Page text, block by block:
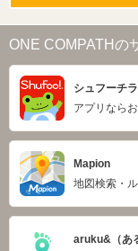
ONE COMPATHの
シュフーチ
アプリなら
Mapion
地図検索・
aruku&（あ